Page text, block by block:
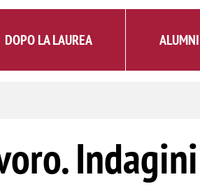
DOPO LA LAUREA ALUMNI
Indagini